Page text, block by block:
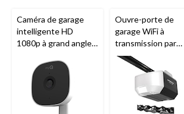
Caméra de garage
intelligente HD
1080p à grand angle
nocturne, résistante
aux intempéries
Ouvre-porte de
garage WiFi à
transmission par
chaîne de 1/2 HP
Chamberlain